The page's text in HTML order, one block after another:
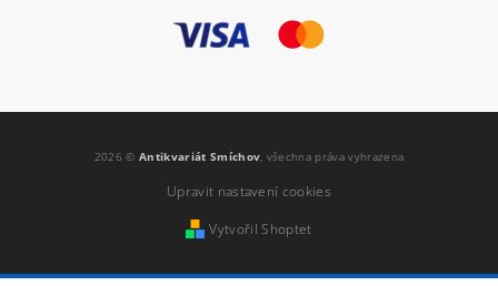
2026 ©Antikvariát Smíchov , všechna práva vyhrazena
Upravit nastavení cookies
Vytvořil Shoptet